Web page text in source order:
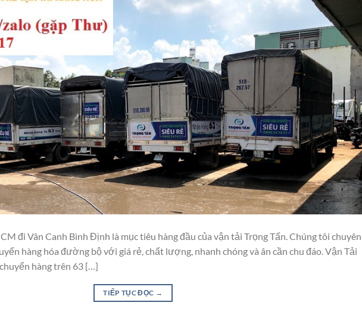
đi Vân Canh Bình Định là mục tiêu hàng đầu của vận tải Trọng Tấn. Chúng tôi chuyên
hàng hóa đường bộ với giá rẻ, chất lượng, nhanh chóng và ân cần chu đáo. Vận Tải
hàng trên 63 […]
TIẾP TỤC ĐỌC →